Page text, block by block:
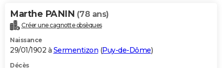
Marthe PANIN (78 ans)
Créer une cagnotte obsèques
Naissance
29/01/1902 à Sermentizon (Puy-de-Dôme)
Décès